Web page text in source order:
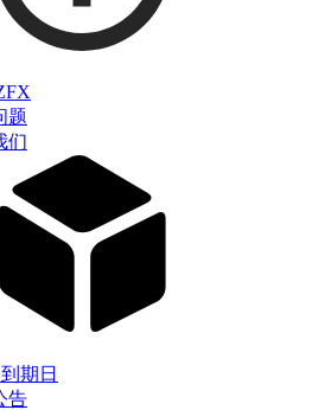
题
们
期日
告